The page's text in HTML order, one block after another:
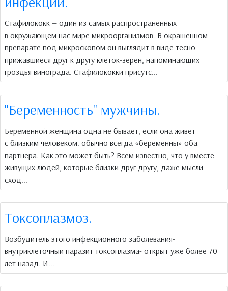
Стафилококк — один из самых распространенных
в окружающем нас мире микроорганизмов. В окрашенном
препарате под микроскопом он выглядит в виде тесно
прижавшиеся друг к другу клеток-зерен, напоминающих
гроздья винограда. Стафилококки присутс...
"Беременность" мужчины.
Беременной женщина одна не бывает, если она живет
с близким человеком. обычно всегда «беременны» оба
партнера. Как это может быть? Всем известно, что у вместе
живущих людей, которые близки друг другу, даже мысли
сход...
Токсоплазмоз.
Возбудитель этого инфекционного заболевания-
внутриклеточный паразит токсоплазма- открыт уже более 70
лет назад. И...